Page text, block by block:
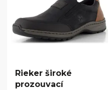
Rieker široké
prozouvací